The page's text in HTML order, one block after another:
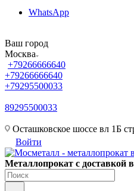
WhatsApp
Ваш город
Москва
+79266666640
+79266666640
+79295500033
89295500033
Осташковское шоссе вл 1Б
Войти
Металлопрокат с доставкой